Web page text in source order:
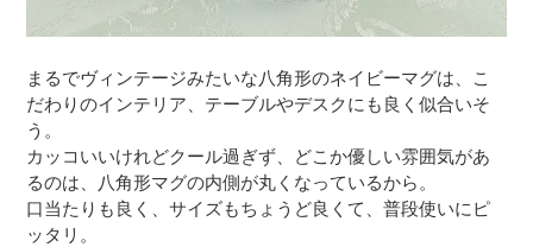
まるでヴィンテージみたいな八角形のネイビーマグは、こ
だわりのインテリア、テーブルやデスクにも良く似合いそ
う。
カッコいいけれどクール過ぎず、どこか優しい雰囲気があ
るのは、八角形マグの内側が丸くなっているから。
口当たりも良く、サイズもちょうど良くて、普段使いにピ
ッタリ。